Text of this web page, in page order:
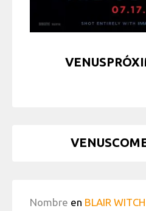
Nombre en BLAIR